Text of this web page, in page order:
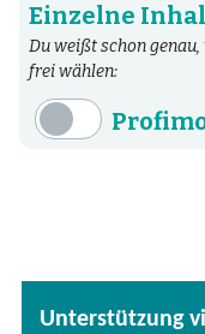
Einzelne
Du weißt schon
frei wählen:
Fertige
Unterstützung